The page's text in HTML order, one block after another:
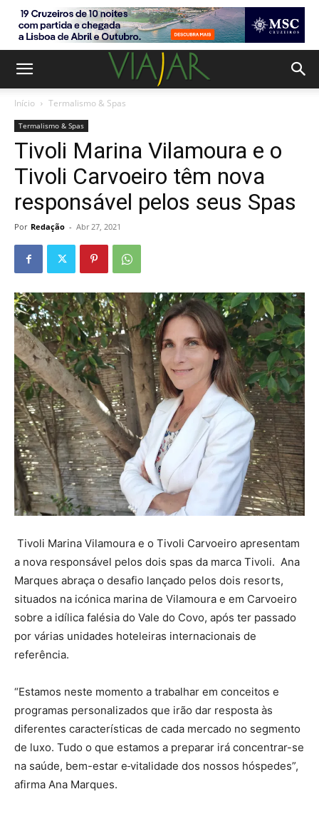
Início Termalismo & Spas
Termalismo & Spas
Tivoli Marina Vilamoura e o
Tivoli Carvoeiro têm nova
responsável pelos seus Spas
Por Redação - Abr 27, 2021
Tivoli Marina Vilamoura e o Tivoli Carvoeiro apresentam
a nova responsável pelos dois spas da marca Tivoli. Ana
Marques abraça o desafio lançado pelos dois resorts,
situados na icónica marina de Vilamoura e em Carvoeiro
sobre a idílica falésia do Vale do Covo, após ter passado
por várias unidades hoteleiras internacionais de
referência.
“Estamos neste momento a trabalhar em conceitos e
programas personalizados que irão dar resposta às
diferentes características de cada mercado no segmento
de luxo. Tudo o que estamos a preparar irá concentrar-se
na saúde, bem-estar e vitalidade dos nossos hóspedes”,
afirma Ana Marques.